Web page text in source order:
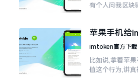
有个人问我区块
找了些资料
苹果手机给
值，这几步
imtoken官方下载
比如说,拿着苹
值这个行为,讲真